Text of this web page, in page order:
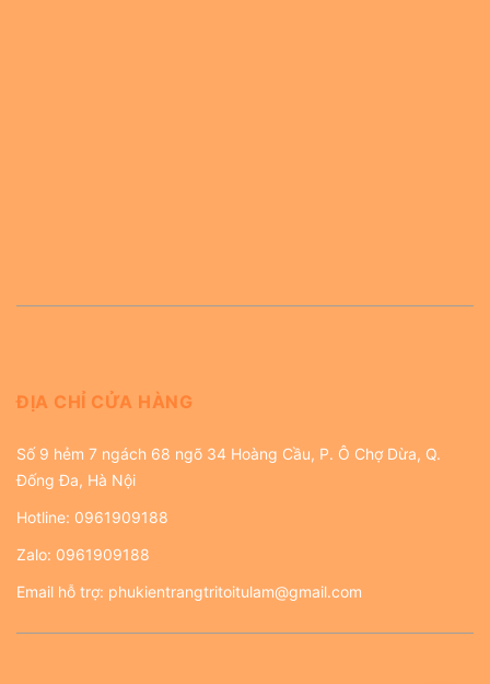
ĐỊA CHỈ CỬA HÀNG
Số 9 hẻm 7 ngách 68 ngõ 34 Hoàng Cầu, P. Ô Chợ Dừa, Q.
Đống Đa, Hà Nội
Hotline: 0961909188
Zalo: 0961909188
Email hỗ trợ: phukientrangtritoitulam@gmail.com